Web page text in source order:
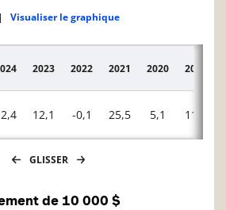
| Visualiser le graphique
2023 2022 2021 2020 2019
12,1 -0,1 25,5 5,1 11,2
GLISSER
de 10 000 $